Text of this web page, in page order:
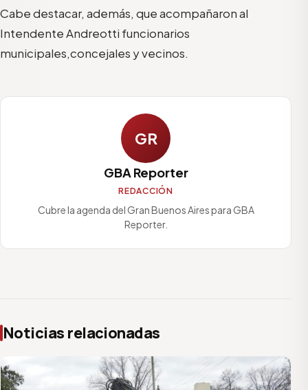
Cabe destacar, además, queacompañaron al
Intendente Andreotti funcionarios
municipales,concejales yvecinos.
GR
GBA Reporter
REDACCIÓN
Cubre la agenda del Gran Buenos Aires para GBA
Reporter.
Noticias relacionadas